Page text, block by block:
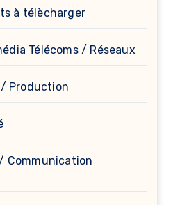
à télècharger
Télécoms / Réseaux
Production
Communication